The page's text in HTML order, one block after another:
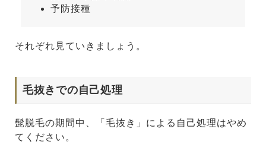
予防接種
それぞれ見ていきましょう。
毛抜きでの自己処理
髭脱毛の期間中、「毛抜き」による自己処理はやめ
てください。